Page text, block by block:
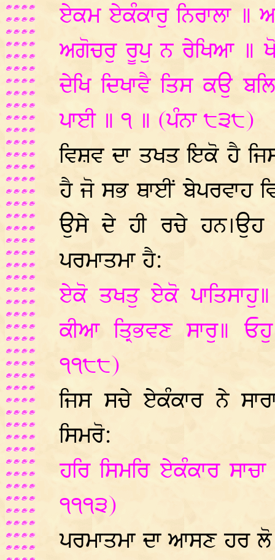
ਏਕਮ ਏਕੰਕਾਰੁ ਨਿਰਾਲਾ ॥
ਅਗੋਚਰੁ ਰੂਪੁ ਨ ਰੇਖਿਆ ॥
ਦੇਖਿ ਦਿਖਾਵੈ ਤਿਸ ਕਉ
ਪਾਈ ॥ ੧ ॥ (ਪੰਨਾ ੮੩੮)
ਵਿਸ਼ਵ ਦਾ ਤਖਤ ਇਕੋ ਹੈ ਜਿਸ
ਹੈ ਜੋ ਸਭ ਥਾਈਂ ਬੇਪਰਵਾਹ
ਉਸੇ ਦੇ ਹੀ ਰਚੇ
ਪਰਮਾਤਮਾ ਹੈ:
ਏਕੋ ਤਖਤੁ ਏਕੋ
ਕੀਆ ਤ੍ਰਿਭਵਣ ਸਾਰੁ॥
੧੧੮੮)
ਜਿਸ ਸਚੇ ਏਕੰਕਾਰ ਨੇ
ਸਿਮਰੋ:
ਹਰਿ ਸਿਮਰਿ ਏਕੰਕਾਰ
੧੧੧੩)
ਪਰਮਾਤਮਾ ਦਾ ਆਸਣ ਹਰ